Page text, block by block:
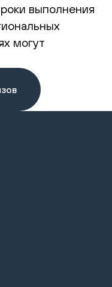
выполнения
могут